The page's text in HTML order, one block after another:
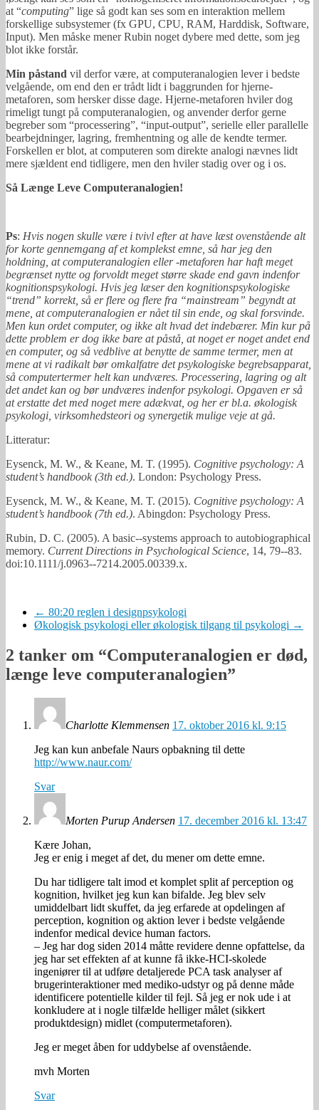
at “computing” lige så godt kan ses som en interaktion mellem
forskellige subsystemer (fx GPU, CPU, RAM, Harddisk, Software,
Input). Men måske mener Rubin noget dybere med dette, som jeg
blot ikke forstår.
Min påstand vil derfor være, at computeranalogien lever i bedste
velgående, om end den er trådt lidt i baggrunden for hjerne-
metaforen, som hersker disse dage. Hjerne-metaforen hviler dog
rimeligt tungt på computeranalogien, og anvender derfor gerne
begreber som “processering”, “input-output”, serielle eller parallelle
bearbejdninger, lagring, fremhentning og alle de kendte termer.
Forskellen er blot, at computeren som direkte analogi nævnes lidt
mere sjældent end tidligere, men den hviler stadig over og i os.
Så Længe Leve Computeranalogien!
Ps: Hvis nogen skulle være i tvivl efter at have læst ovenstående alt
for korte gennemgang af et komplekst emne, så har jeg den
holdning, at computeranalogien eller -metaforen har haft meget
begrænset nytte og forvoldt meget større skade end gavn indenfor
kognitionspsykologi. Hvis jeg læser den kognitionspsykologiske
“trend” korrekt, så er flere og flere fra “mainstream” begyndt at
mene, at computeranalogien er nået til sin ende, og skal forsvinde.
Men kun ordet computer, og ikke alt hvad det indebærer. Min kur på
dette problem er dog ikke bare at påstå, at noget er noget andet end
en computer, og så vedblive at benytte de samme termer, men at
mene at vi radikalt bør omkalfatre det psykologiske begrebsapparat,
så computertermer helt kan undværes. Processering, lagring og alt
det andet kan og bør undværes indenfor psykologi. Opgaven er så
at erstatte det med noget mere adækvat, og her er bl.a. økologisk
psykologi, virksomhedsteori og synergetik mulige veje at gå.
Litteratur:
Eysenck, M. W., & Keane, M. T. (1995). Cognitive psychology: A
student’s handbook (3th ed.). London: Psychology Press.
Eysenck, M. W., & Keane, M. T. (2015). Cognitive psychology: A
student’s handbook (7th ed.). Abingdon: Psychology Press.
Rubin, D. C. (2005). A basic-­‐systems approach to autobiographical
memory. Current Directions in Psychological Science, 14, 79-­‐83.
doi:10.1111/j.0963-­‐7214.2005.00339.x.
← 80:20 reglen i designpsykologi
Økologisk psykologi eller økologisk tilgang til psykologi →
2 tanker om “Computeranalogien er død,
længe leve computeranalogien”
Charlotte Klemmensen 17. oktober 2016 kl. 9:15
Jeg kan kun anbefale Naurs opbakning til dette
http://www.naur.com/
Svar
Morten Purup Andersen 17. december 2016 kl. 13:47
Kære Johan,
Jeg er enig i meget af det, du mener om dette emne.
Du har tidligere talt imod et komplet split af perception og
kognition, hvilket jeg kun kan bifalde. Jeg blev selv
umiddelbart lidt skuffet, da jeg erfarede at opdelingen af
perception, kognition og aktion lever i bedste velgående
indenfor medical device human factors.
– Jeg har dog siden 2014 måtte revidere denne opfattelse, da
jeg har set effekten af at kunne få ikke-HCI-skolede
ingeniører til at udføre detaljerede PCA task analyser af
brugerinteraktioner med mediko-udstyr og på denne måde
identificere potentielle kilder til fejl. Så jeg er nok ude i at
konkludere at i nogle tilfælde helliger målet (sikkert
produktdesign) midlet (computermetaforen).
Jeg er meget åben for uddybelse af ovenstående.
mvh Morten
Svar